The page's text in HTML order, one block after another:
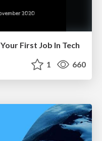
First Job In Tech
1 660